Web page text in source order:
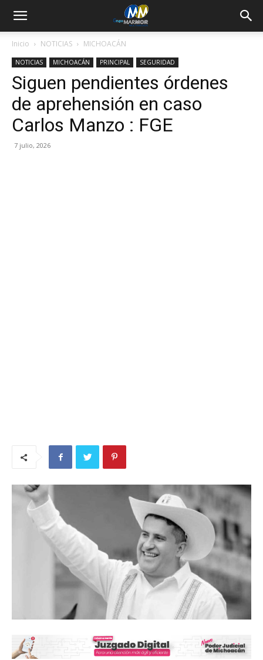
Inicio NOTICIAS MICHOACÁN
NOTICIAS MICHOACÁN PRINCIPAL SEGURIDAD
Siguen pendientes órdenes
de aprehensión en caso
Carlos Manzo : FGE
7 julio, 2026